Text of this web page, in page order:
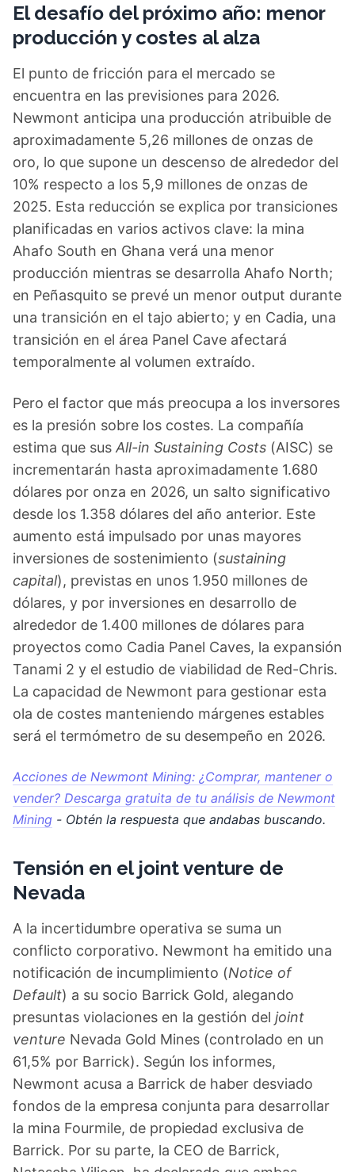
El desafío del próximo año: menor
producción y costes al alza
El punto de fricción para el mercado se
encuentra en las previsiones para 2026.
Newmont anticipa una producción atribuible de
aproximadamente 5,26 millones de onzas de
oro, lo que supone un descenso de alrededor del
10% respecto a los 5,9 millones de onzas de
2025. Esta reducción se explica por transiciones
planificadas en varios activos clave: la mina
Ahafo South en Ghana verá una menor
producción mientras se desarrolla Ahafo North;
en Peñasquito se prevé un menor output durante
una transición en el tajo abierto; y en Cadia, una
transición en el área Panel Cave afectará
temporalmente al volumen extraído.
Pero el factor que más preocupa a los inversores
es la presión sobre los costes. La compañía
estima que sus All-in Sustaining Costs (AISC) se
incrementarán hasta aproximadamente 1.680
dólares por onza en 2026, un salto significativo
desde los 1.358 dólares del año anterior. Este
aumento está impulsado por unas mayores
inversiones de sostenimiento (sustaining
capital), previstas en unos 1.950 millones de
dólares, y por inversiones en desarrollo de
alrededor de 1.400 millones de dólares para
proyectos como Cadia Panel Caves, la expansión
Tanami 2 y el estudio de viabilidad de Red-Chris.
La capacidad de Newmont para gestionar esta
ola de costes manteniendo márgenes estables
será el termómetro de su desempeño en 2026.
Acciones de Newmont Mining: ¿Comprar, mantener o
vender? Descarga gratuita de tu análisis de Newmont
Mining - Obtén la respuesta que andabas buscando.
Tensión en el joint venture de
Nevada
A la incertidumbre operativa se suma un
conflicto corporativo. Newmont ha emitido una
notificación de incumplimiento (Notice of
Default) a su socio Barrick Gold, alegando
presuntas violaciones en la gestión del joint
venture Nevada Gold Mines (controlado en un
61,5% por Barrick). Según los informes,
Newmont acusa a Barrick de haber desviado
fondos de la empresa conjunta para desarrollar
la mina Fourmile, de propiedad exclusiva de
Barrick. Por su parte, la CEO de Barrick,